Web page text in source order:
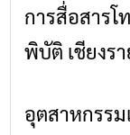
การสื่อสาร
พิบัติ เชียงร
อุตสาหกรร